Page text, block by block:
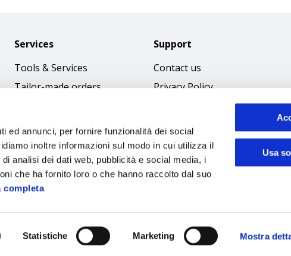
ed annunci, per fornire funzionalità dei social
inoltre informazioni sul modo in cui utilizza il
analisi dei dati web, pubblicità e social media, i
che ha fornito loro o che hanno raccolto dal suo
completa
Statistiche Marketing Mostra
Usa
Services
Tools & Services
Tailor-made orders
Download Immagini
Support
Contact us
Privacy Policy
Terms & Conditions
Cookie Policy
Accessibilità
Code of Ethics